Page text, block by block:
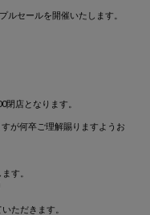
ルセールを開催いたします。
店となります。
が何卒ご理解賜りますようお
す。
ただきます。